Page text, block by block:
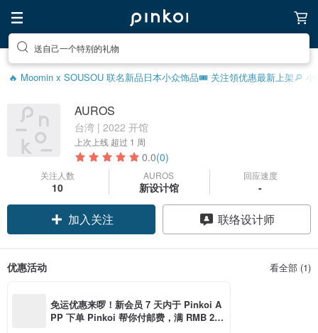
送自己一个特别的礼物
🔥 Moomin x SOUSOU 联名新品日本小众饰品🎟️ 关注領优惠最新上架🔎 小
AUROS
台湾 | 2022 开馆
上次上线 超过 1 周
0.0(0)
关注人数
10
AUROS
新设计馆
回应速度
-
加入关注 联络设计师
优惠活动 看全部 (1)
免运优惠来啰！新会员 7 天内于 Pinkoi A
PP 下单 Pinkoi 帮你付邮费，满 RMB 25